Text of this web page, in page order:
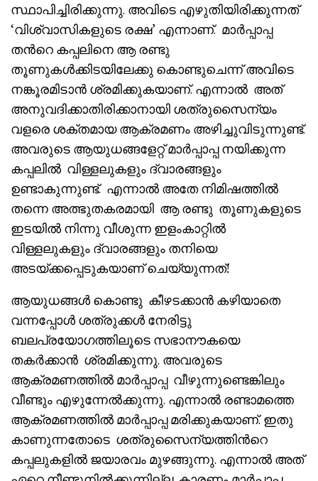
സ്ഥാപിച്ചിരിക്കുന്നു. അവിടെ എഴുതിയിരിക്കുന്നത്
‘വിശ്വാസികളുടെ രക്ഷ’ എന്നാണ്. മാർപ്പാപ്പ
തൻറെ കപ്പലിനെ ആ രണ്ടു
തൂണുകൾക്കിടയിലേക്കു കൊണ്ടുചെന്ന് അവിടെ
നങ്കൂരമിടാൻ ശ്രമിക്കുകയാണ്. എന്നാൽ അത്
അനുവദിക്കാതിരിക്കാനായി ശത്രുസൈന്യം
വളരെ ശക്തമായ ആക്രമണം അഴിച്ചുവിടുന്നുണ്ട്.
അവരുടെ ആയുധങ്ങളേറ്റ് മാർപ്പാപ്പ നയിക്കുന്ന
കപ്പലിൽ വിള്ളലുകളും ദ്വാരങ്ങളും
ഉണ്ടാകുന്നുണ്ട്. എന്നാൽ അതേ നിമിഷത്തിൽ
തന്നെ അത്ഭുതകരമായി ആ രണ്ടു തൂണുകളുടെ
ഇടയിൽ നിന്നു വീശുന്ന ഇളംകാറ്റിൽ
വിള്ളലുകളും ദ്വാരങ്ങളും തനിയെ
അടയ്ക്കപ്പെടുകയാണ് ചെയ്യുന്നത്!
ആയുധങ്ങൾ കൊണ്ടു കീഴടക്കാൻ കഴിയാതെ
വന്നപ്പോൾ ശത്രുക്കൾ നേരിട്ടു
ബലപ്രയോഗത്തിലൂടെ സഭാനൗകയെ
തകർക്കാൻ ശ്രമിക്കുന്നു. അവരുടെ
ആക്രമണത്തിൽ മാർപ്പാപ്പ വീഴുന്നുണ്ടെങ്കിലും
വീണ്ടും എഴുന്നേൽക്കുന്നു. എന്നാൽ രണ്ടാമത്തെ
ആക്രമണത്തിൽ മാർപ്പാപ്പ മരിക്കുകയാണ്. ഇതു
കാണുന്നതോടെ ശത്രുസൈന്യത്തിൻറെ
കപ്പലുകളിൽ ജയാരവം മുഴങ്ങുന്നു. എന്നാൽ അത്